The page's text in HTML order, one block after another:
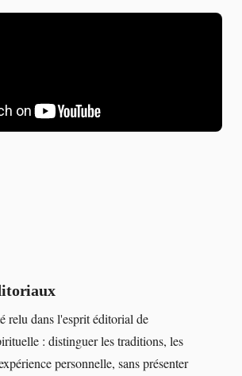
relu dans l'esprit éditorial de
: distinguer les traditions, les
personnelle, sans présenter